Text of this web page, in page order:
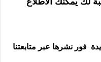
فور نشرها عبر متابعتنا